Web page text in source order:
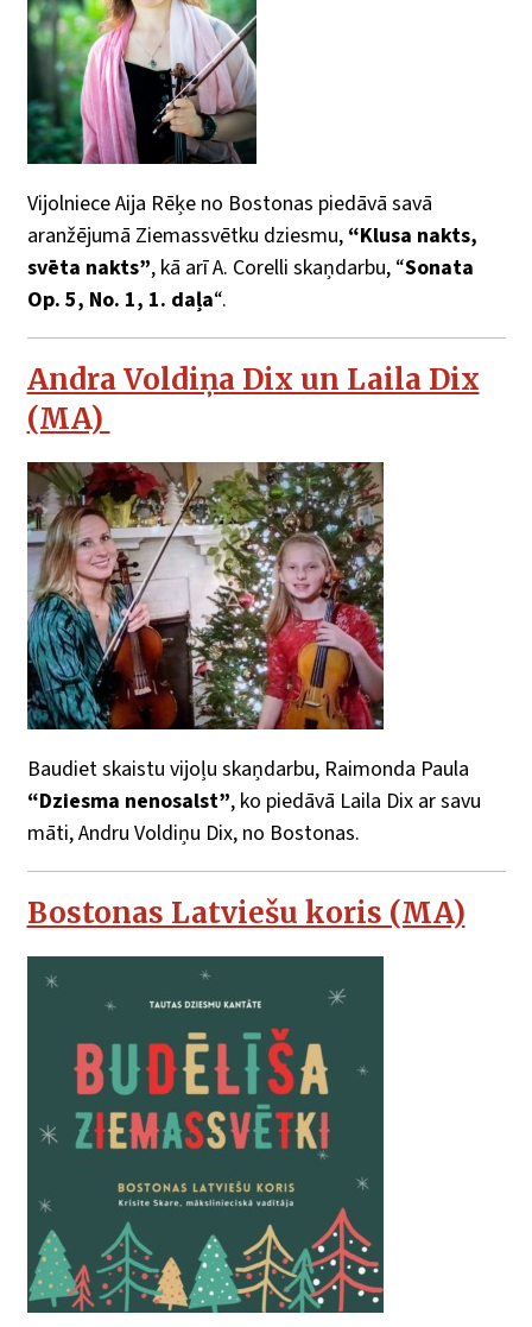
Vijolniece Aija Rēķe no Bostonas piedāvā savā
aranžējumā Ziemassvētku dziesmu, “Klusa nakts,
svēta nakts”, kā arī A. Corelli skaņdarbu, “Sonata
Op. 5, No. 1, 1. daļa“.
Andra Voldiņa Dix un Laila Dix
(MA)
Baudiet skaistu vijoļu skaņdarbu, Raimonda Paula
“Dziesma nenosalst”, ko piedāvā Laila Dix ar savu
māti, Andru Voldiņu Dix, no Bostonas.
Bostonas Latviešu koris (MA)